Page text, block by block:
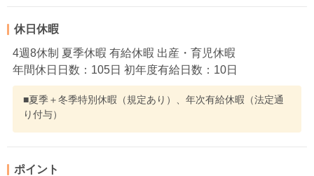
休日休暇
4週8休制 夏季休暇 有給休暇 出産・育児休暇
年間休日日数：105日 初年度有給日数：10日
■夏季＋冬季特別休暇（規定あり）、年次有給休暇（法定通
り付与）
ポイント